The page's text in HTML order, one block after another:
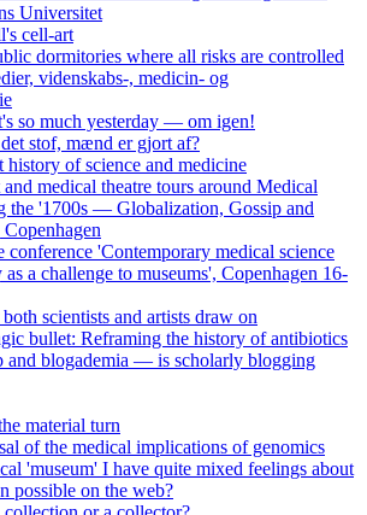
Universitet
cell-art
dormitories where all risks are controlled
videnskabs-, medicin- og
so much yesterday — om igen!
stof, mænd er gjort af?
of science and medicine
medical theatre tours around Medical
the '1700s — Globalization, Gossip and
conference 'Contemporary medical science
a challenge to museums', Copenhagen 16-
scientists and artists draw on
bullet: Reframing the history of antibiotics
and blogademia — is scholarly blogging
material turn
of the medical implications of genomics
'museum' I have quite mixed feelings about
possible on the web?